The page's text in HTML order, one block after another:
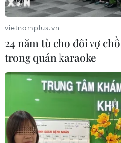
Hai bên cũng nhất trí
việc bảo vệ các đường
biển giữa hai nước,
Malacca./.
vietnamplus.vn
24 năm tù cho đôi vợ
trong quán karaoke